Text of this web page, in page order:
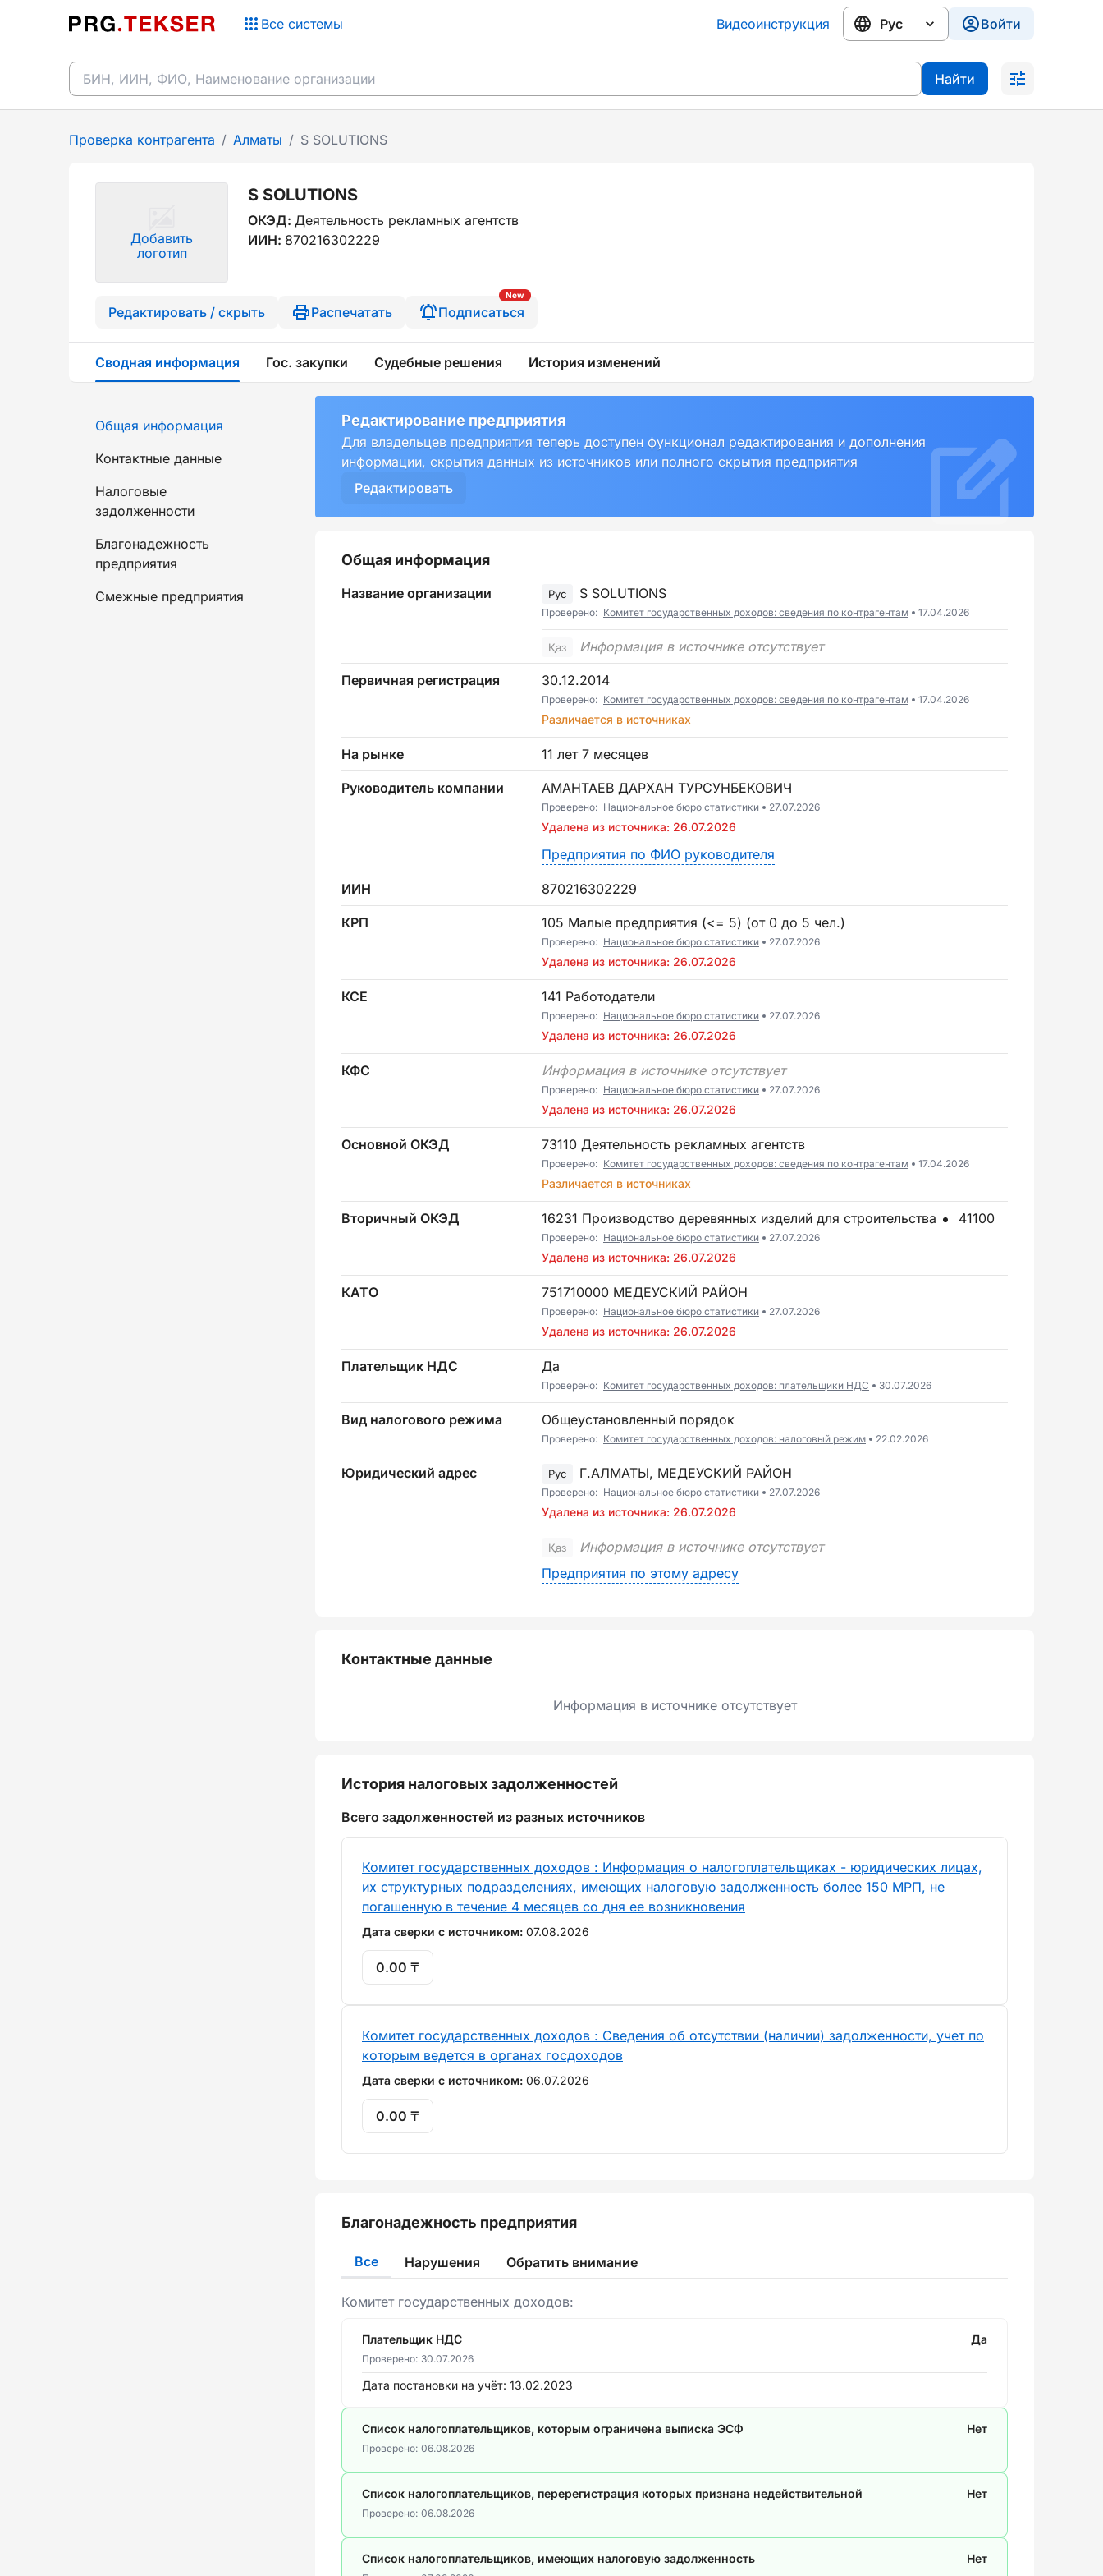
Все системы Видеоинструкция Войти
Найти
Проверка контрагента / Алматы / S SOLUTIONS
Добавить
логотип
S SOLUTIONS
ОКЭД: Деятельность рекламных агентств
ИИН: 870216302229
Редактировать / скрыть Распечатать
New
Подписаться
Сводная информация Гос. закупки Судебные решения История изменений
Общая информация
Контактные данные
Налоговые
задолженности
Благонадежность
предприятия
Смежные предприятия
Редактирование предприятия
Для владельцев предприятия теперь доступен функционал редактирования и дополнения
информации, скрытия данных из источников или полного скрытия предприятия
Редактировать
Общая информация
Название организации Рус S SOLUTIONS
Проверено: Комитет государственных доходов: сведения по контрагентам 17.04.2026
Қаз Информация в источнике отсутствует
Первичная регистрация 30.12.2014
Проверено: Комитет государственных доходов: сведения по контрагентам 17.04.2026
Различается в источниках
На рынке 11 лет 7 месяцев
Руководитель компании АМАНТАЕВ ДАРХАН ТУРСУНБЕКОВИЧ
Проверено: Национальное бюро статистики 27.07.2026
Удалена из источника: 26.07.2026
Предприятия по ФИО руководителя
ИИН 870216302229
КРП 105 Малые предприятия (<= 5) (от 0 до 5 чел.)
Проверено: Национальное бюро статистики 27.07.2026
Удалена из источника: 26.07.2026
КСЕ 141 Работодатели
Проверено: Национальное бюро статистики 27.07.2026
Удалена из источника: 26.07.2026
КФС Информация в источнике отсутствует
Проверено: Национальное бюро статистики 27.07.2026
Удалена из источника: 26.07.2026
Основной ОКЭД 73110 Деятельность рекламных агентств
Проверено: Комитет государственных доходов: сведения по контрагентам 17.04.2026
Различается в источниках
Вторичный ОКЭД 16231 Производство деревянных изделий для строительства 41100
Проверено: Национальное бюро статистики 27.07.2026
Удалена из источника: 26.07.2026
КАТО 751710000 МЕДЕУСКИЙ РАЙОН
Проверено: Национальное бюро статистики 27.07.2026
Удалена из источника: 26.07.2026
Плательщик НДС Да
Проверено: Комитет государственных доходов: плательщики НДС 30.07.2026
Вид налогового режима Общеустановленный порядок
Проверено: Комитет государственных доходов: налоговый режим 22.02.2026
Юридический адрес Рус Г.АЛМАТЫ, МЕДЕУСКИЙ РАЙОН
Проверено: Национальное бюро статистики 27.07.2026
Удалена из источника: 26.07.2026
Қаз
Информация в источнике отсутствует
Предприятия по этому адресу
Контактные данные
Информация в источнике отсутствует
История налоговых задолженностей
Всего задолженностей из разных источников
Комитет государственных доходов : Информация о налогоплательщиках - юридических лицах,
их структурных подразделениях, имеющих налоговую задолженность более 150 МРП, не
погашенную в течение 4 месяцев со дня ее возникновения
Дата сверки с источником: 07.08.2026
0.00 ₸
Комитет государственных доходов : Сведения об отсутствии (наличии) задолженности, учет по
которым ведется в органах госдоходов
Дата сверки с источником: 06.07.2026
0.00 ₸
Благонадежность предприятия
Все Нарушения Обратить внимание
Комитет государственных доходов:
Плательщик НДС Да
Проверено: 30.07.2026
Дата постановки на учёт: 13.02.2023
Список налогоплательщиков, которым ограничена выписка ЭСФ Нет
Проверено: 06.08.2026
Список налогоплательщиков, перерегистрация которых признана недействительной Нет
Проверено: 06.08.2026
Список налогоплательщиков, имеющих налоговую задолженность Нет